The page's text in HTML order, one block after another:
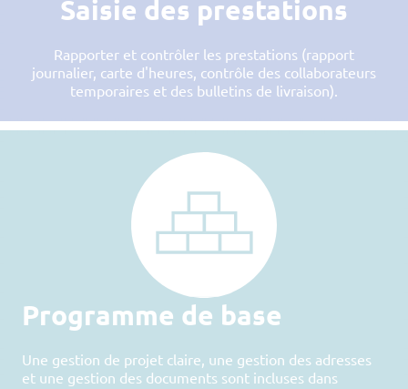
Programme de base
Une gestion de projet claire, une gestion des adresses
et une gestion des documents sont incluses dans
Saisie des prestations
Rapporter et contrôler les prestations (rapport
journalier, carte d'heures, contrôle des collaborateurs
temporaires et des bulletins de livraison).